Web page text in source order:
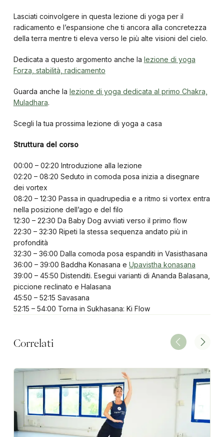
Lasciati coinvolgere in questa lezione di yoga per il
radicamento e l’espansione che ti ancora alla concretezza
della terra mentre ti eleva verso le più alte visioni del cielo.
Dedicata a questo argomento anche la lezione di yoga
Forza, stabilità, radicamento
Guarda anche la lezione di yoga dedicata al primo Chakra,
Muladhara.
Scegli la tua prossima lezione di yoga a casa
Struttura del corso
00:00 – 02:20 Introduzione alla lezione
02:20 – 08:20 Seduto in comoda posa inizia a disegnare
dei vortex
08:20 – 12:30 Passa in quadrupedia e a ritmo si vortex entra
nella posizione dell’ago e del filo
12:30 – 22:30 Da Baby Dog avviati verso il primo flow
22:30 – 32:30 Ripeti la stessa sequenza andato più in
profondità
32:30 – 36:00 Dalla comoda posa espanditi in Vasisthasana
36:00 – 39:00 Baddha Konasana e Upavistha konasana
39:00 – 45:50 Distenditi. Esegui varianti di Ananda Balasana,
piccione reclinato e Halasana
45:50 – 52:15 Savasana
52:15 – 54:00 Torna in Sukhasana: Ki Flow
Correlati